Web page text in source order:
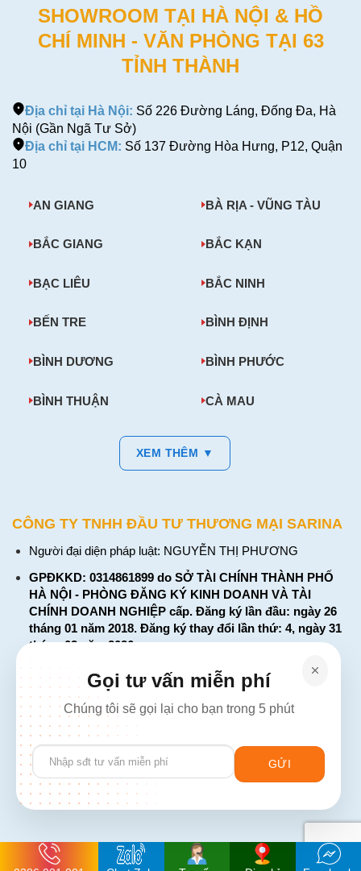
SHOWROOM TẠI HÀ NỘI & HỒ
CHÍ MINH - VĂN PHÒNG TẠI 63
TỈNH THÀNH
Địa chỉ tại Hà Nội: Số 226 Đường Láng, Đống Đa, Hà
Nội (Gần Ngã Tư Sở)
Địa chỉ tại HCM: Số 137 Đường Hòa Hưng, P12, Quận
10
AN GIANG BÀ RỊA - VŨNG TÀU
BẮC GIANG BẮC KẠN
BẠC LIÊU BẮC NINH
BẾN TRE BÌNH ĐỊNH
BÌNH DƯƠNG BÌNH PHƯỚC
BÌNH THUẬN CÀ MAU
XEM THÊM ▼
CÔNG TY TNHH ĐẦU TƯ THƯƠNG MẠI SARINA
Người đại diện pháp luật: NGUYỄN THỊ PHƯƠNG
GPĐKKD: 0314861899 do SỞ TÀI CHÍNH THÀNH PHỐ
HÀ NỘI - PHÒNG ĐĂNG KÝ KINH DOANH VÀ TÀI
CHÍNH DOANH NGHIỆP cấp. Đăng ký lần đầu: ngày 26
tháng 01 năm 2018. Đăng ký thay đổi lần thứ: 4, ngày 31
tháng 03 năm 2026
226 Đường Láng, Đống Đa, Hà Nội
137 Đường Hòa Hưng, Phường 12, Quận 10, TP. Hồ Chí
Minh
Hotline: 1900 2106 - 0386 001 001
Email:Giaiphap3g@gmail.com
Gọi tư vấn miễn phí
Chúng tôi sẽ gọi lại cho bạn trong 5 phút
Please
leave
field